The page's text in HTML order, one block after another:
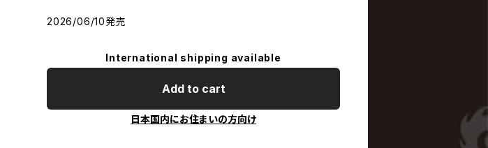
2026/06/10発売
International shipping available
Add to cart
日本国内にお住まいの方向け